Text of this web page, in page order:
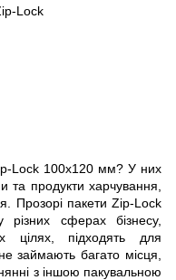
Lock
Lock 100х120 мм? У них
та продукти харчування,
Прозорі пакети Zip-Lock
сферах бізнесу,
цілях, підходять для
займають багато місця,
з іншою пакувальною